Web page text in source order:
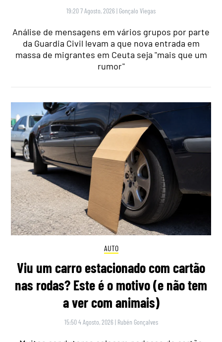
19:20 7 Agosto, 2026 | Gonçalo Viegas
Análise de mensagens em vários grupos por parte
da Guardia Civil levam a que nova entrada em
massa de migrantes em Ceuta seja "mais que um
rumor"
AUTO
Viu um carro estacionado com cartão
nas rodas? Este é o motivo (e não tem
a ver com animais)
15:50 4 Agosto, 2026 | Rubén Gonçalves